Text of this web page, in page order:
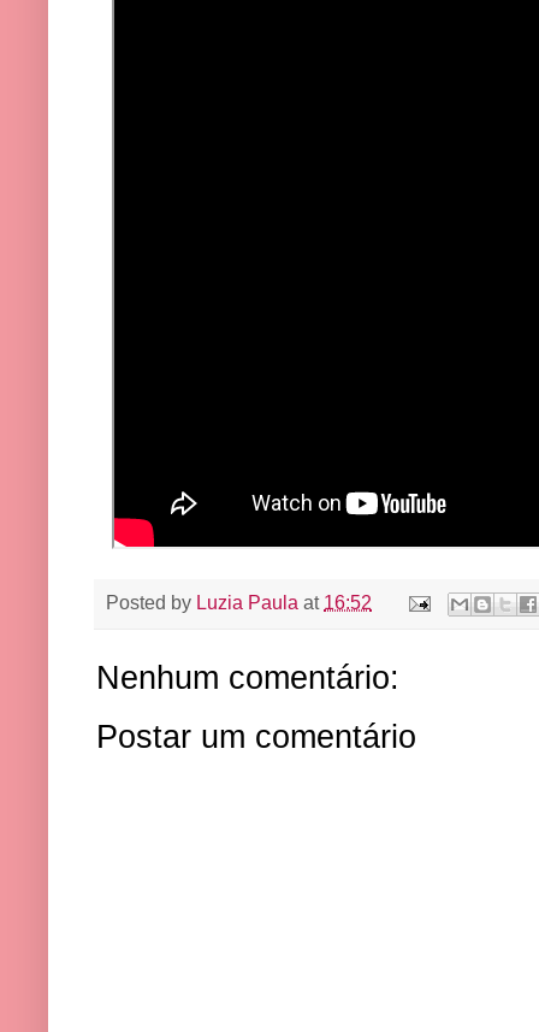
Posted by Luzia Paula at 16:52
Nenhum comentário:
Postar um comentário